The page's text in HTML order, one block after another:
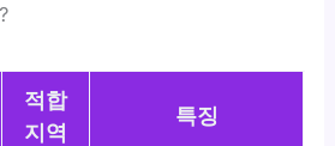
적합
지역
특징